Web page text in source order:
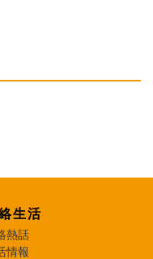
生活
熱話
情報